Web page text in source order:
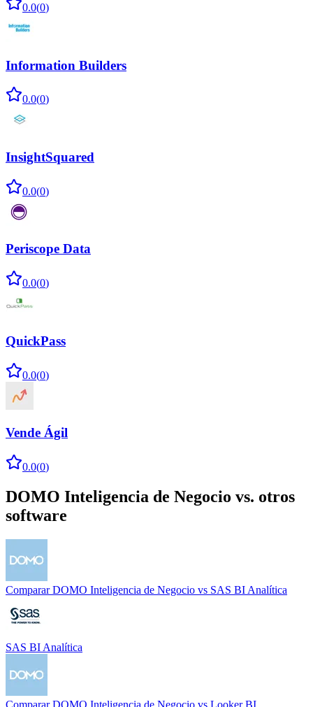
0.0(0)
Information Builders
0.0(0)
InsightSquared
0.0(0)
Periscope Data
0.0(0)
QuickPass
0.0(0)
Vende Ágil
0.0(0)
DOMO Inteligencia de Negocio vs. otros
software
Comparar DOMO Inteligencia de Negocio vs SAS BI Analítica
SAS BI Analítica
Comparar DOMO Inteligencia de Negocio vs Looker BI